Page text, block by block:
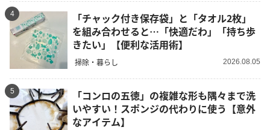
4
「チャック付き保存袋」と「タオル2枚」
を組み合わせると…「快適だわ」「持ち歩
きたい」【便利な活用術】
掃除・暮らし 2026.08.05
5
「コンロの五徳」の複雑な形も隅々まで洗
いやすい！スポンジの代わりに使う【意外
なアイテム】